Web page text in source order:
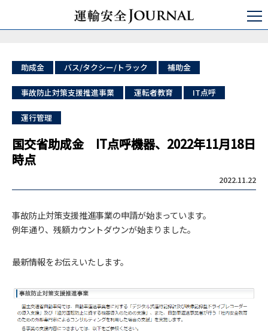
日本の運輸安全
バス/タクシー/トラック
国交省助成金 IT点呼機器、2022年11月18日時点
助成金 バス/タクシー/トラック 補助金
事故防止対策支援推進事業 運転者教育 IT点呼
運行管理
国交省助成金 IT点呼機器、2022年11月18日
時点
2022.11.22
事故防止対策支援推進事業の申請が始まっています。
例年通り、残額カウントダウンが始まりました。
最新情報をお伝えいたします。